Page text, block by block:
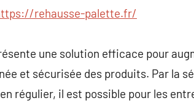
rehausse-palette.fr/
une solution efficace pour
et sécurisée des produits. Par la
régulier, il est possible pour les